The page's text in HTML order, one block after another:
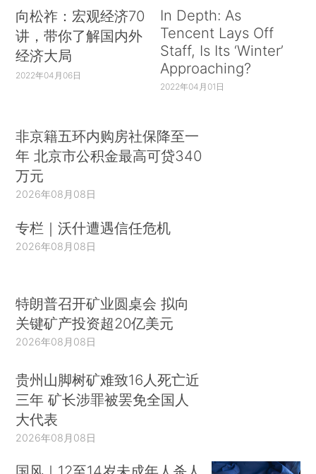
向松祚：宏观经济70
讲，带你了解国内外
经济大局
2022年04月06日
In Depth: As
Tencent Lays Off
Staff, Is Its ‘Winter’
Approaching?
2022年04月01日
非京籍五环内购房社保降至一
年 北京市公积金最高可贷340
万元
2026年08月08日
专栏｜沃什遭遇信任危机
2026年08月08日
特朗普召开矿业圆桌会 拟向
关键矿产投资超20亿美元
2026年08月08日
贵州山脚树矿难致16人死亡近
三年 矿长涉罪被罢免全国人
大代表
2026年08月08日